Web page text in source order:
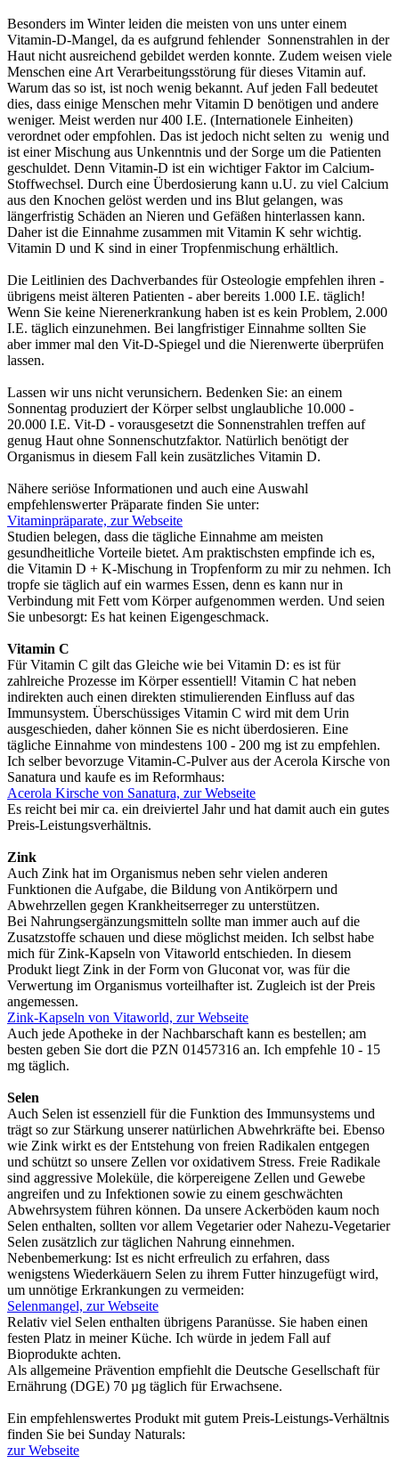
Besonders im Winter leiden die meisten von uns unter einem
Vitamin-D-Mangel, da es aufgrund fehlender Sonnenstrahlen in der
Haut nicht ausreichend gebildet werden konnte. Zudem weisen viele
Menschen eine Art Verarbeitungsstörung für dieses Vitamin auf.
Warum das so ist, ist noch wenig bekannt. Auf jeden Fall bedeutet
dies, dass einige Menschen mehr Vitamin D benötigen und andere
weniger. Meist werden nur 400 I.E. (Internationele Einheiten)
verordnet oder empfohlen. Das ist jedoch nicht selten zu wenig und
ist einer Mischung aus Unkenntnis und der Sorge um die Patienten
geschuldet. Denn Vitamin-D ist ein wichtiger Faktor im Calcium-
Stoffwechsel. Durch eine Überdosierung kann u.U. zu viel Calcium
aus den Knochen gelöst werden und ins Blut gelangen, was
längerfristig Schäden an Nieren und Gefäßen hinterlassen kann.
Daher ist die Einnahme zusammen mit Vitamin K sehr wichtig.
Vitamin D und K sind in einer Tropfenmischung erhältlich.
Die Leitlinien des Dachverbandes für Osteologie empfehlen ihren -
übrigens meist älteren Patienten - aber bereits 1.000 I.E. täglich!
Wenn Sie keine Nierenerkrankung haben ist es kein Problem, 2.000
I.E. täglich einzunehmen. Bei langfristiger Einnahme sollten Sie
aber immer mal den Vit-D-Spiegel und die Nierenwerte überprüfen
lassen.
Lassen wir uns nicht verunsichern. Bedenken Sie: an einem
Sonnentag produziert der Körper selbst unglaubliche 10.000 -
20.000 I.E. Vit-D - vorausgesetzt die Sonnenstrahlen treffen auf
genug Haut ohne Sonnenschutzfaktor. Natürlich benötigt der
Organismus in diesem Fall kein zusätzliches Vitamin D.
Nähere seriöse Informationen und auch eine Auswahl
empfehlenswerter Präparate finden Sie unter:
Vitaminpräparate, zur Webseite
Studien belegen, dass die tägliche Einnahme am meisten
gesundheitliche Vorteile bietet. Am praktischsten empfinde ich es,
die Vitamin D + K-Mischung in Tropfenform zu mir zu nehmen. Ich
tropfe sie täglich auf ein warmes Essen, denn es kann nur in
Verbindung mit Fett vom Körper aufgenommen werden. Und seien
Sie unbesorgt: Es hat keinen Eigengeschmack.
Vitamin C
Für Vitamin C gilt das Gleiche wie bei Vitamin D: es ist für
zahlreiche Prozesse im Körper essentiell! Vitamin C hat neben
indirekten auch einen direkten stimulierenden Einfluss auf das
Immunsystem. Überschüssiges Vitamin C wird mit dem Urin
ausgeschieden, daher können Sie es nicht überdosieren. Eine
tägliche Einnahme von mindestens 100 - 200 mg ist zu empfehlen.
Ich selber bevorzuge Vitamin-C-Pulver aus der Acerola Kirsche von
Sanatura und kaufe es im Reformhaus:
Acerola Kirsche von Sanatura, zur Webseite
Es reicht bei mir ca. ein dreiviertel Jahr und hat damit auch ein gutes
Preis-Leistungsverhältnis.
Zink
Auch Zink hat im Organismus neben sehr vielen anderen
Funktionen die Aufgabe, die Bildung von Antikörpern und
Abwehrzellen gegen Krankheitserreger zu unterstützen.
Bei Nahrungsergänzungsmitteln sollte man immer auch auf die
Zusatzstoffe schauen und diese möglichst meiden. Ich selbst habe
mich für Zink-Kapseln von Vitaworld entschieden. In diesem
Produkt liegt Zink in der Form von Gluconat vor, was für die
Verwertung im Organismus vorteilhafter ist. Zugleich ist der Preis
angemessen.
Zink-Kapseln von Vitaworld, zur Webseite
Auch jede Apotheke in der Nachbarschaft kann es bestellen; am
besten geben Sie dort die PZN 01457316 an. Ich empfehle 10 - 15
mg täglich.
Selen
Auch Selen ist essenziell für die Funktion des Immunsystems und
trägt so zur Stärkung unserer natürlichen Abwehrkräfte bei. Ebenso
wie Zink wirkt es der Entstehung von freien Radikalen entgegen
und schützt so unsere Zellen vor oxidativem Stress. Freie Radikale
sind aggressive Moleküle, die körpereigene Zellen und Gewebe
angreifen und zu Infektionen sowie zu einem geschwächten
Abwehrsystem führen können. Da unsere Ackerböden kaum noch
Selen enthalten, sollten vor allem Vegetarier oder Nahezu-Vegetarier
Selen zusätzlich zur täglichen Nahrung einnehmen.
Nebenbemerkung: Ist es nicht erfreulich zu erfahren, dass
wenigstens Wiederkäuern Selen zu ihrem Futter hinzugefügt wird,
um unnötige Erkrankungen zu vermeiden:
Selenmangel, zur Webseite
Relativ viel Selen enthalten übrigens Paranüsse. Sie haben einen
festen Platz in meiner Küche. Ich würde in jedem Fall auf
Bioprodukte achten.
Als allgemeine Prävention empfiehlt die Deutsche Gesellschaft für
Ernährung (DGE) 70 µg täglich für Erwachsene.
Ein empfehlenswertes Produkt mit gutem Preis-Leistungs-Verhältnis
finden Sie bei Sunday Naturals:
zur Webseite